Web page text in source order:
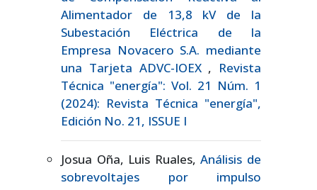
Alimentador de 13,8 kV de la
Subestación Eléctrica de la
Empresa Novacero S.A. mediante
una Tarjeta ADVC-IOEX , Revista
Técnica "energía": Vol. 21 Núm. 1
(2024): Revista Técnica "energía",
Edición No. 21, ISSUE I
Josua Oña, Luis Ruales,Análisis de
sobrevoltajes por impulso